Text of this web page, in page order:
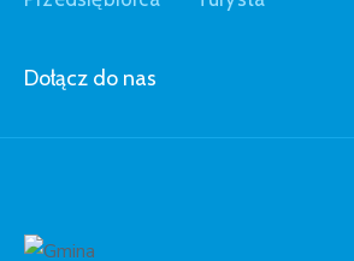
Dołącz do nas